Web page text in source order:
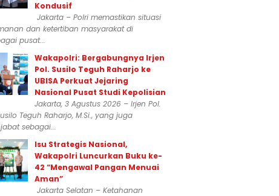
Kondusif
Jakarta – Polri memastikan situasi
dan ketertiban masyarakat di
pusat...
Wakapolri: Bergabungnya Irjen
Pol. Susilo Teguh Raharjo ke
UBISA Perkuat Jejaring
Nasional Pusat Studi Kepolisian
Jakarta, 3 Agustus 2026 – Irjen Pol.
Teguh Raharjo, M.Si., yang juga
sebagai...
Isu Strategis Nasional,
Wakapolri Luncurkan Buku ke-
42 “Mengawal Pangan Menuai
Aman”
Jakarta Selatan – Ketahanan